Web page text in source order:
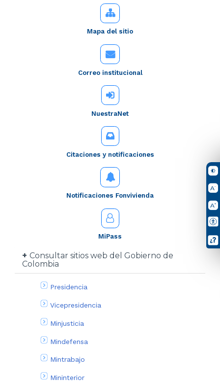
Mapa del sitio
Correo institucional
NuestraNet
Citaciones y notificaciones
Notificaciones Fonvivienda
MiPass
Consultar sitios web del Gobierno de
Colombia
Presidencia
Vicepresidencia
Minjusticia
Mindefensa
Mintrabajo
Mininterior